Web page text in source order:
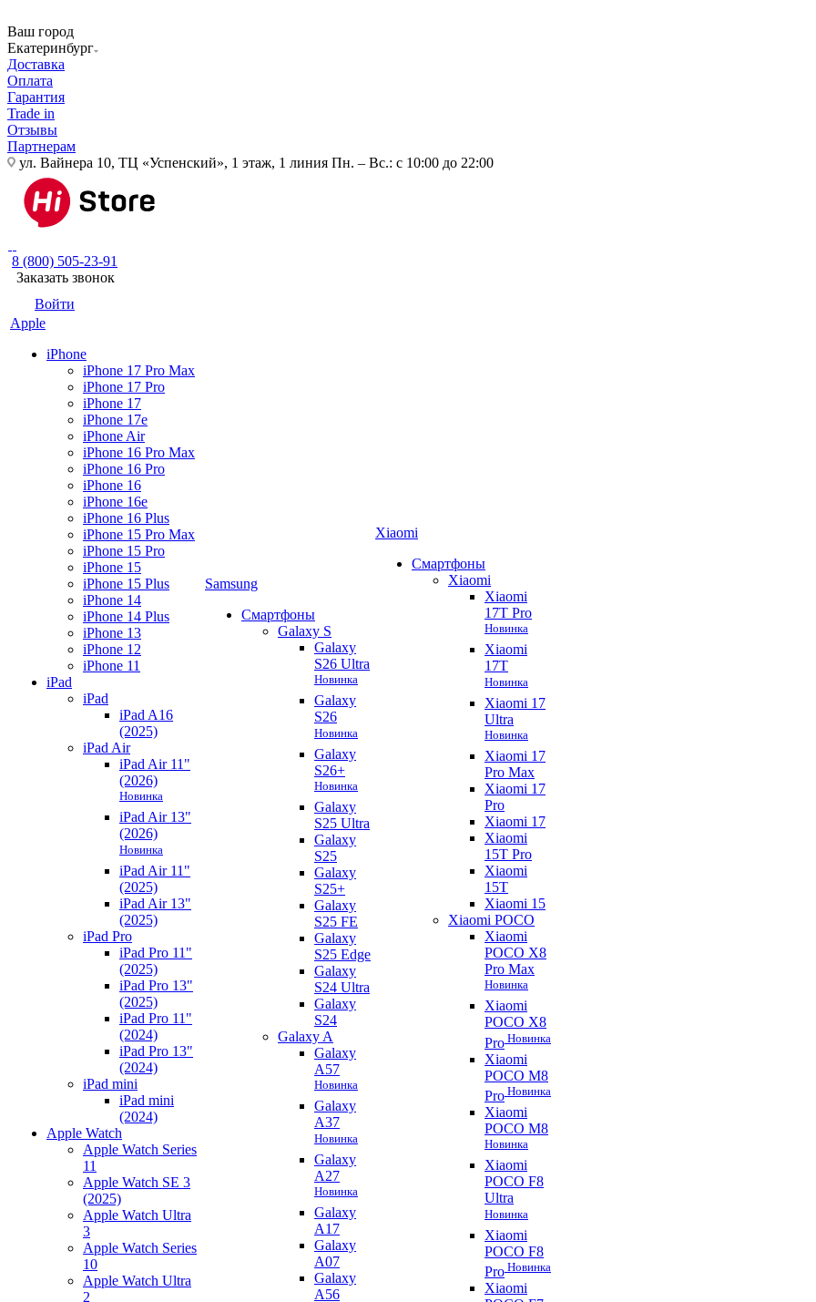
Ваш город
Екатеринбург
Доставка
Оплата
Гарантия
Trade in
Отзывы
Партнерам
ул. Вайнера 10, ТЦ «Успенский», 1 этаж, 1 линия Пн. – Вс.: с 10:00 до 22:00
8 (800) 505-23-91
Заказать звонок
Войти
Apple
iPhone
iPhone 17 Pro Max
iPhone 17 Pro
iPhone 17
iPhone 17e
iPhone Air
iPhone 16 Pro Max
iPhone 16 Pro
iPhone 16
iPhone 16e
iPhone 16 Plus
iPhone 15 Pro Max
iPhone 15 Pro
iPhone 15
iPhone 15 Plus
iPhone 14
iPhone 14 Plus
iPhone 13
iPhone 12
iPhone 11
iPad
iPad
iPad A16
(2025)
iPad Air
iPad Air 11"
(2026)
Новинка
iPad Air 13"
(2026)
Новинка
iPad Air 11"
(2025)
iPad Air 13"
(2025)
iPad Pro
iPad Pro 11"
(2025)
iPad Pro 13"
(2025)
iPad Pro 11"
(2024)
iPad Pro 13"
(2024)
iPad mini
iPad mini
(2024)
Apple Watch
Apple Watch Series
11
Apple Watch SE 3
(2025)
Apple Watch Ultra
3
Apple Watch Series
10
Apple Watch Ultra
2
Samsung
Смартфоны
Galaxy S
Galaxy
S26 Ultra
Новинка
Galaxy
S26
Новинка
Galaxy
S26+
Новинка
Galaxy
S25 Ultra
Galaxy
S25
Galaxy
S25+
Galaxy
S25 FE
Galaxy
S25 Edge
Galaxy
S24 Ultra
Galaxy
S24
Galaxy A
Galaxy
A57
Новинка
Galaxy
A37
Новинка
Galaxy
A27
Новинка
Galaxy
A17
Galaxy
A07
Galaxy
A56
Xiaomi
Смартфоны
Xiaomi
Xiaomi
17T Pro
Новинка
Xiaomi
17T
Новинка
Xiaomi 17
Ultra
Новинка
Xiaomi 17
Pro Max
Xiaomi 17
Pro
Xiaomi 17
Xiaomi
15T Pro
Xiaomi
15T
Xiaomi 15
Xiaomi POCO
Xiaomi
POCO X8
Pro Max
Новинка
Xiaomi
POCO X8
Pro Новинка
Xiaomi
POCO M8
Pro Новинка
Xiaomi
POCO M8
Новинка
Xiaomi
POCO F8
Ultra
Новинка
Xiaomi
POCO F8
Pro Новинка
Xiaomi